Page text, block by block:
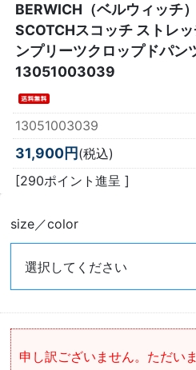
BERWICH（ベルウィッチ）
SCOTCHスコッチ ストレ
ンプリーツクロップドパン
13051003039
13051003039
31,900円(税込)
[290ポイント進呈 ]
size／color
申し訳ございません。ただい